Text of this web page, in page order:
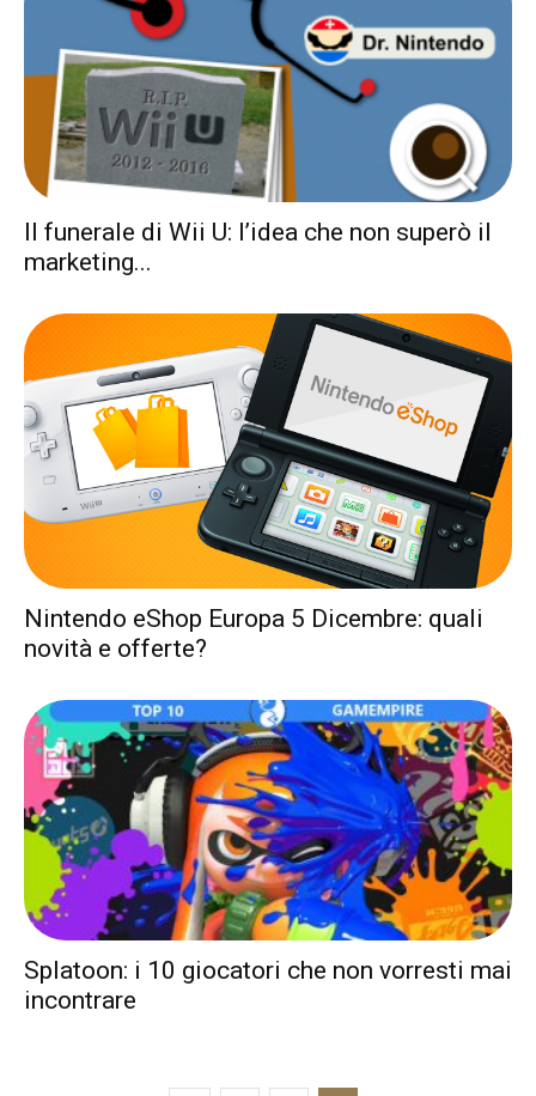
Il funerale di Wii U: l’idea che non superò il
marketing...
Nintendo eShop Europa 5 Dicembre: quali
novità e offerte?
Splatoon: i 10 giocatori che non vorresti mai
incontrare